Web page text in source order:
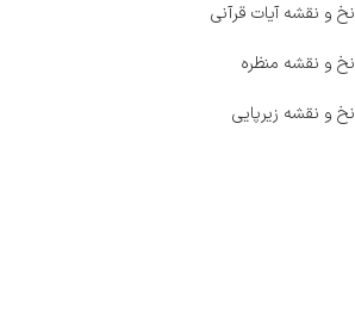
نخ و نقشه آیات قرآنی
نخ و نقشه منظره
نخ و نقشه زیرپایی